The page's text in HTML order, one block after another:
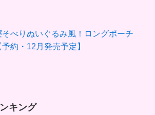
そべりぬいぐるみ風！ロングポーチ
予約・12月発売予定】
キング